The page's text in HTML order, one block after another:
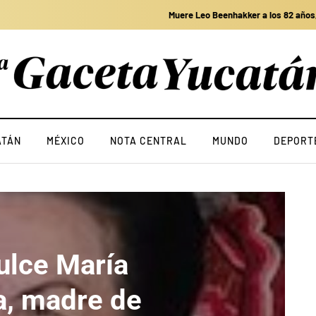
Muere Leo Beenhakker a los 82 años, legendario exentrenador de Real
MÉXICO NOTA CENTRAL MUNDO
María
madre de